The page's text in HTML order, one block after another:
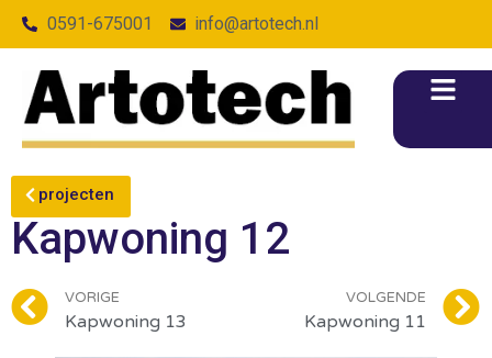
0591-675001 info@artotech.nl
projecten
Kapwoning 12
VORIGE
Kapwoning 13
VOLGENDE
Kapwoning 11